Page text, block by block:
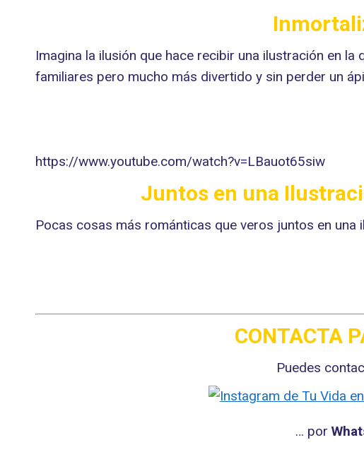
Imagina la ilusión que hace recibir una ilustración en
familiares pero mucho más divertido y sin perder un
https://www.youtube.com/watch?v=LBauot65siw
Juntos en una
Pocas cosas más románticas que veros juntos en
CONTACTA
Puedes
… por